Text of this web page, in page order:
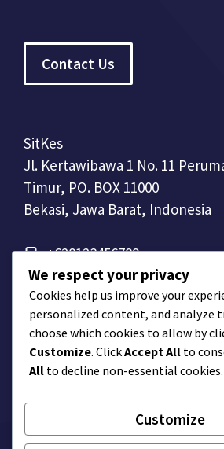
Contact Us
SitKes
Jl. Kertawibawa 1 No. 11
Timur, PO. BOX 11000
Bekasi, Jawa Barat, Indonesia
+628123456789
We respect your privacy
Cookies help us improve your
personalized content, and analyze
choose which cookies to allow by
Customize. ClickAccept All to
All to decline non-essential cookies.
Customize